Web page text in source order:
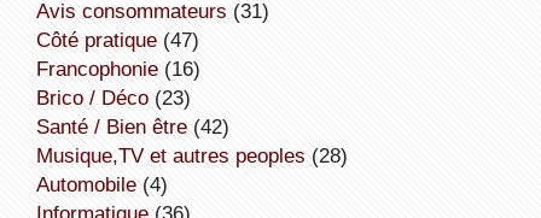
avis consommateurs (31)
côté pratique(47)
Francophonie(16)
Brico / Déco(23)
Santé / Bien être(42)
Musique,TV et autres peoples (28)
Automobile(4)
informatique(36)